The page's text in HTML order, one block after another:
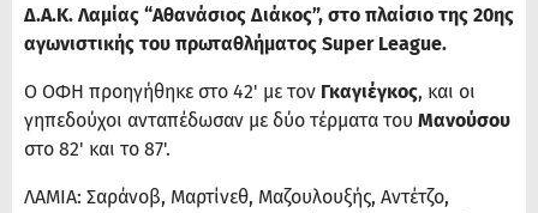
Δ.Α.Κ. Λαμίας “Αθανάσιος Διάκος”, στο πλαίσιο της 20ης
αγωνιστικής του πρωταθλήματος Super League.
Ο ΟΦΗ προηγήθηκε στο 42' με τον Γκαγιέγκος, και οι
γηπεδούχοι ανταπέδωσαν με δύο τέρματα του Μανούσου
στο 82' και το 87'.
ΛΑΜΙΑ: Σαράνοβ, Μαρτίνεθ, Μαζουλουξής, Αντέτζο,